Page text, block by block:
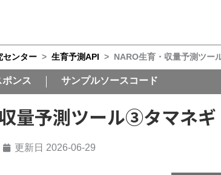
センター > 生育予測API > NARO生育・収量予測ツー
ポンス サンプルソースコード
量予測ツール③タマネギ
更新日 2026-06-29